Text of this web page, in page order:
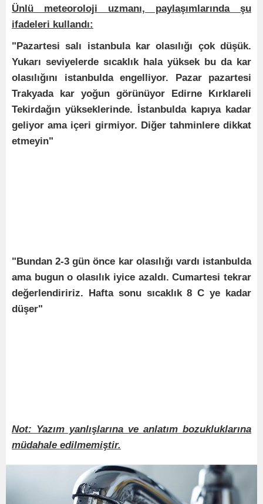
Ünlü meteoroloji uzmanı, paylaşımlarında şu
ifadeleri kullandı:
"Pazartesi salı istanbula kar olasılığı çok düşük.
Yukarı seviyelerde sıcaklık hala yüksek bu da kar
olasılığını istanbulda engelliyor. Pazar pazartesi
Trakyada kar yoğun görünüyor Edirne Kırklareli
Tekirdağın yükseklerinde. İstanbulda kapıya kadar
geliyor ama içeri girmiyor. Diğer tahminlere dikkat
etmeyin"
"Bundan 2-3 gün önce kar olasılığı vardı istanbulda
ama bugun o olasılık iyice azaldı. Cumartesi tekrar
değerlendiririz. Hafta sonu sıcaklık 8 C ye kadar
düşer"
Not: Yazım yanlışlarına ve anlatım bozukluklarına
müdahale edilmemiştir.